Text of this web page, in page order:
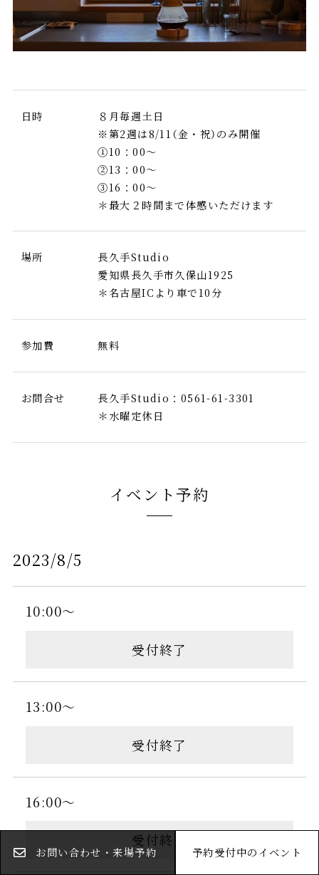
日時
８月毎週土日
※第2週は8/11（金・祝）のみ開催
①10：00～
②13：00～
③16：00～
＊最大２時間まで体感いただけます
場所
長久手Studio
愛知県長久手市久保山1925
＊名古屋ICより車で10分
参加費 無料
お問合せ
長久手Studio：0561-61-3301
＊水曜定休日
イベント予約
2023/8/5
10:00～
受付終了
13:00～
受付終了
16:00～
受付終了
お問い合わせ・来場予約 予約受付中のイベント